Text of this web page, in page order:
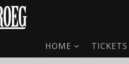
HOME TICKETS